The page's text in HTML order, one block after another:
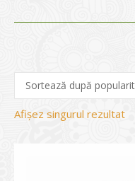
Afișez singurul rezultat